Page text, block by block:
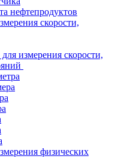
нефтепродуктов
скорости,
измерения скорости,
физических